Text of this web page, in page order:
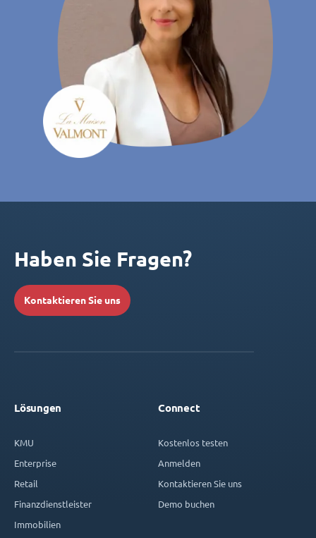
Haben Sie Fragen?
Kontaktieren Sie uns
Lösungen
KMU
Enterprise
Retail
Finanzdienstleister
Immobilien
Connect
Kostenlos testen
Anmelden
Kontaktieren Sie uns
Demo buchen